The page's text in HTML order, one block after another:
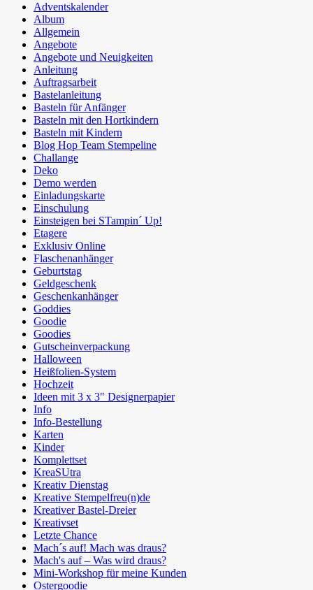
Adventskalender
Album
Allgemein
Angebote
Angebote und Neuigkeiten
Anleitung
Auftragsarbeit
Bastelanleitung
Basteln für Anfänger
Basteln mit den Hortkindern
Basteln mit Kindern
Blog Hop Team Stempeline
Challange
Deko
Demo werden
Einladungskarte
Einschulung
Einsteigen bei STampin´ Up!
Etagere
Exklusiv Online
Flaschenanhänger
Geburtstag
Geldgeschenk
Geschenkanhänger
Goddies
Goodie
Goodies
Gutscheinverpackung
Halloween
Heißfolien-System
Hochzeit
Ideen mit 3 x 3" Designerpapier
Info
Info-Bestellung
Karten
Kinder
Komplettset
KreaSUtra
Kreativ Dienstag
Kreative Stempelfreu(n)de
Kreativer Bastel-Dreier
Kreativset
Letzte Chance
Mach´s auf! Mach was draus?
Mach's auf – Was wird draus?
Mini-Workshop für meine Kunden
Ostergoodie